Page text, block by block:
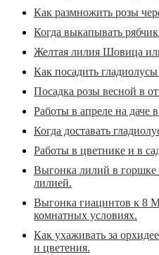
Как размножить розы
Когда выкапывать
Желтая лилия Шовица
Как посадить
Посадка розы весной в
Работы в апреле на даче
Когда доставать
Работы в цветнике и в
Выгонка лилий в горшке
лилией.
Выгонка гиацинтов к 8
комнатных условиях.
Как ухаживать за
и цветения.